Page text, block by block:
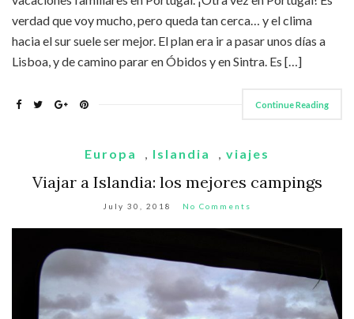
verdad que voy mucho, pero queda tan cerca… y el clima
hacia el sur suele ser mejor. El plan era ir a pasar unos días a
Lisboa, y de camino parar en Óbidos y en Sintra. Es […]
Continue Reading
Europa Islandia viajes
Viajar a Islandia: los mejores campings
July 30, 2018 No Comments